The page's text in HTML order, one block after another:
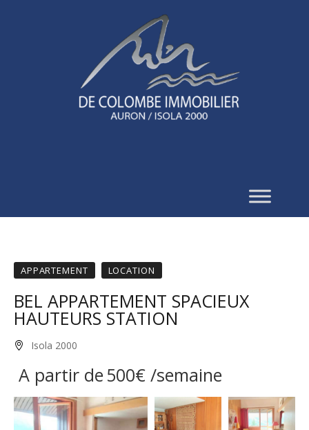
APPARTEMENT LOCATION
BEL APPARTEMENT SPACIEUX
HAUTEURS STATION
Isola 2000
A partir de 500€ /semaine